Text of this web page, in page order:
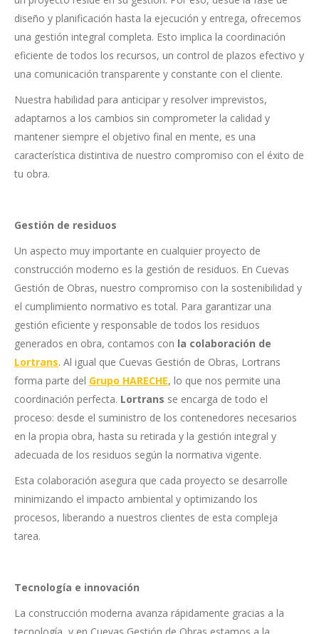
diseño y planificación hasta la ejecución y entrega, ofrecemos
una gestión integral completa. Esto implica la coordinación
eficiente de todos los recursos, un control de plazos efectivo y
una comunicación transparente y constante con el cliente.
Nuestra habilidad para anticipar y resolver imprevistos,
adaptarnos a los cambios sin comprometer la calidad y
mantener siempre el objetivo final en mente, es una
característica distintiva de nuestro compromiso con el éxito de
tu obra.
Gestión de residuos
Un aspecto muy importante en cualquier proyecto de
construcción moderno es la gestión de residuos. En Cuevas
Gestión de Obras, nuestro compromiso con la sostenibilidad y
el cumplimiento normativo es total. Para garantizar una
gestión eficiente y responsable de todos los residuos
generados en obra, contamos con la colaboración de
Lortrans. Al igual que Cuevas Gestión de Obras, Lortrans
forma parte del Grupo HARECHE, lo que nos permite una
coordinación perfecta. Lortrans se encarga de todo el
proceso: desde el suministro de los contenedores necesarios
en la propia obra, hasta su retirada y la gestión integral y
adecuada de los residuos según la normativa vigente.
Esta colaboración asegura que cada proyecto se desarrolle
minimizando el impacto ambiental y optimizando los
procesos, liberando a nuestros clientes de esta compleja
tarea.
Tecnología e innovación
La construcción moderna avanza rápidamente gracias a la